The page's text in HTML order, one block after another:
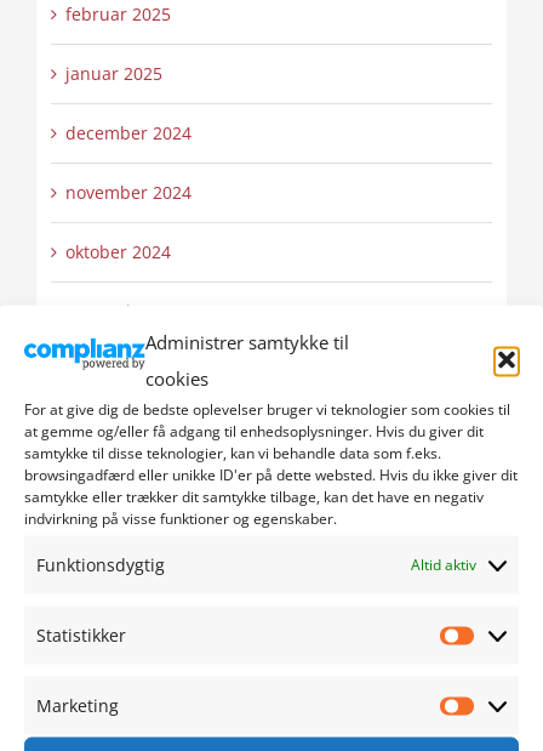
Administrer samtykke til
cookies
For at give dig de bedste oplevelser bruger vi teknologier som cookies til
at gemme og/eller få adgang til enhedsoplysninger. Hvis du giver dit
samtykke til disse teknologier, kan vi behandle data som f.eks.
browsingadfærd eller unikke ID'er på dette websted. Hvis du ikke giver dit
samtykke eller trækker dit samtykke tilbage, kan det have en negativ
indvirkning på visse funktioner og egenskaber.
Funktionsdygtig Altid aktiv
Statistikker
Marketing
februar 2025
januar 2025
december 2024
november 2024
oktober 2024
september 2024
august 2024
juli 2024
juni 2024